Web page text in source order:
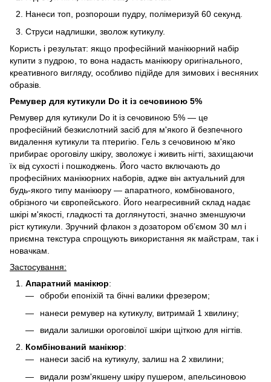
Нанеси топ, розпороши пудру, полімеризуй 60 секунд.
Струси надлишки, зволож кутикулу.
Користь і результат: якщо професійний манікюрний набір
купити з пудрою, то вона надасть манікюру оригінального,
креативного вигляду, особливо підійде для зимових і весняних
образів.
Ремувер для кутикули Do it із сечовиною 5%
Ремувер для кутикули Do it із сечовиною 5% — це
професійний безкислотний засіб для м'якого й безпечного
видалення кутикули та птеригію. Гель з сечовиною м'яко
прибирає ороговілу шкіру, зволожує і живить нігті, захищаючи
їх від сухості і пошкоджень. Його часто включають до
професійних манікюрних наборів, адже він актуальний для
будь-якого типу манікюру — апаратного, комбінованого,
обрізного чи європейського. Його неагресивний склад надає
шкірі м'якості, гладкості та доглянутості, значно зменшуючи
ріст кутикули. Зручний флакон з дозатором об’ємом 30 мл і
приємна текстура спрощують використання як майстрам, так і
новачкам.
Застосування:
Апаратний манікюр:
оброби епоніхій та бічні валики фрезером;
нанеси ремувер на кутикулу, витримай 1 хвилину;
видали залишки ороговілої шкіри щіткою для нігтів.
Комбінований манікюр:
нанеси засіб на кутикулу, залиш на 2 хвилини;
видали розм'якшену шкіру пушером, апельсиновою